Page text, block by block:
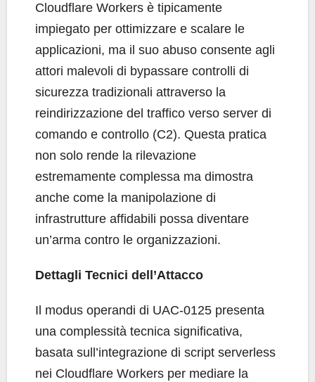
Cloudflare Workers è tipicamente
impiegato per ottimizzare e scalare le
applicazioni, ma il suo abuso consente agli
attori malevoli di bypassare controlli di
sicurezza tradizionali attraverso la
reindirizzazione del traffico verso server di
comando e controllo (C2). Questa pratica
non solo rende la rilevazione
estremamente complessa ma dimostra
anche come la manipolazione di
infrastrutture affidabili possa diventare
un’arma contro le organizzazioni.
Dettagli Tecnici dell’Attacco
Il modus operandi di UAC-0125 presenta
una complessità tecnica significativa,
basata sull’integrazione di script serverless
nei Cloudflare Workers per mediare la